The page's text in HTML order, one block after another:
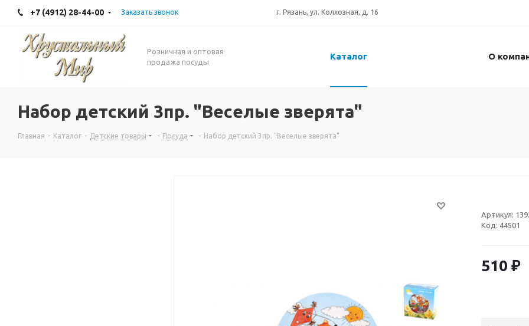
+7 (4912) 28-44-00 Заказать звонок г. Рязань, ул. Колхозная, д. 16
Розничная и оптовая
продажа посуды
Каталог О
Набор детский 3пр. "Веселые зверята"
Главная - Каталог - Детские товары - Посуда - Набор детский 3пр. "Веселые зверята"
Артикул:
Код: 44501
510 ₽